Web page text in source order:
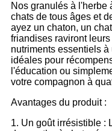
Nos granulés à l'herbe
chats de tous âges et
ayez un chaton, un
friandises raviront
nutriments essentiels
idéales pour
l'éducation ou
votre compagnon à
Avantages du produit :
1. Un goût irrésistible :